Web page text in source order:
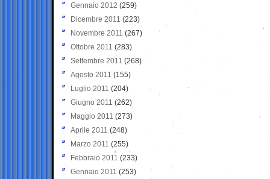
Gennaio 2012 (259)
Dicembre 2011 (223)
Novembre 2011 (267)
Ottobre 2011 (283)
Settembre 2011 (268)
Agosto 2011 (155)
Luglio 2011 (204)
Giugno 2011 (262)
Maggio 2011 (273)
Aprile 2011 (248)
Marzo 2011 (255)
Febbraio 2011 (233)
Gennaio 2011 (253)